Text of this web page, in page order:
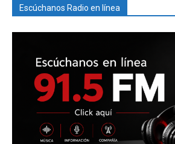
Escúchanos Radio en línea